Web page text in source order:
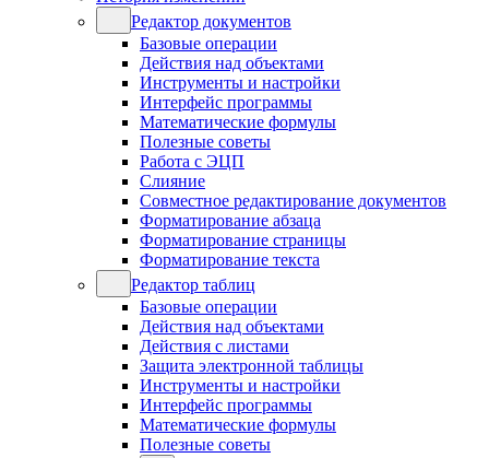
Редактор документов
Базовые операции
Действия над объектами
Инструменты и настройки
Интерфейс программы
Математические формулы
Полезные советы
Работа с ЭЦП
Слияние
Совместное редактирование документов
Форматирование абзаца
Форматирование страницы
Форматирование текста
Редактор таблиц
Базовые операции
Действия над объектами
Действия с листами
Защита электронной таблицы
Инструменты и настройки
Интерфейс программы
Математические формулы
Полезные советы